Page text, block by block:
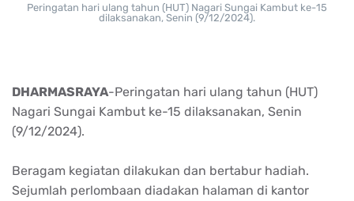
Peringatan hari ulang tahun (HUT) Nagari Sungai Kambut ke-15
dilaksanakan, Senin (9/12/2024).
DHARMASRAYA-Peringatan hari ulang tahun (HUT)
Nagari Sungai Kambut ke-15 dilaksanakan, Senin
(9/12/2024).
Beragam kegiatan dilakukan dan bertabur hadiah.
Sejumlah perlombaan diadakan halaman di kantor